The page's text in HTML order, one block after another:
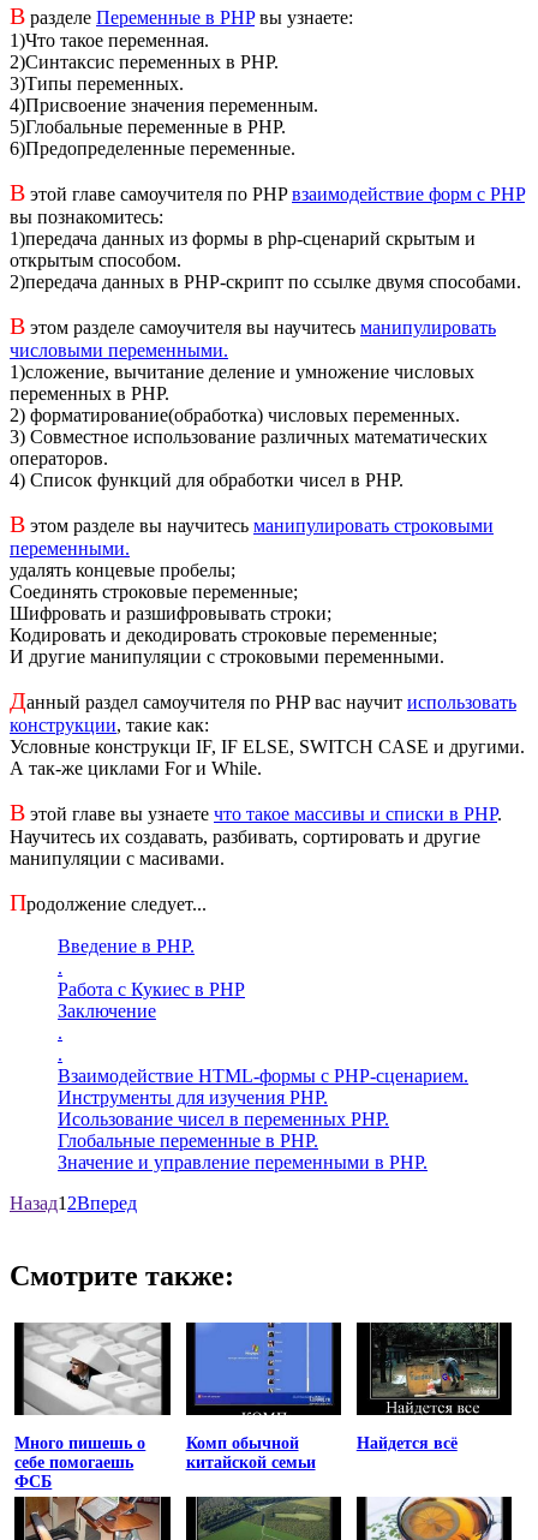
В разделе Переменные в PHPвы узнаете:
1)Что такое переменная.
2)Синтаксис переменных в PHP.
3)Типы переменных.
4)Присвоение значения переменным.
5)Глобальные переменные в PHP.
6)Предопределенные переменные.
В этой главе самоучителя по PHPвзаимодействие форм c PHP
вы познакомитесь:
1)передача данных из формы в php-сценарий скрытым и
открытым способом.
2)передача данных в PHP-скрипт по ссылке двумя способами.
В этом разделе самоучителя вы научитесь манипулировать
числовыми переменными.
1)сложение, вычитание деление и умножение числовых
переменных в PHP.
2) форматирование(обработка) числовых переменных.
3) Совместное использование различных математических
операторов.
4) Список функций для обработки чисел в PHP.
В этом разделе вы научитесь манипулировать строковыми
переменными.
удалять концевые пробелы;
Соединять строковые переменные;
Шифровать и разшифровывать строки;
Кодировать и декодировать строковые переменные;
И другие манипуляции с строковыми переменными.
Данный раздел самоучителя по PHP вас научит использовать
конструкции, такие как:
Условные конструкци IF, IF ELSE, SWITCH CASE и другими.
А так-же циклами For и While.
В этой главе вы узнаете что такое массивы и списки в PHP.
Научитесь их создавать, разбивать, сортировать и другие
манипуляции с масивами.
Продолжение следует...
Введение в PHP.
.
Работа с Кукиес в PHP
Заключение
.
.
Взаимодействие HTML-формы с PHP-сценарием.
Инструменты для изучения PHP.
Исользование чисел в переменных PHP.
Глобальные переменные в PHP.
Значение и управление переменными в PHP.
Назад1 2Вперед
Смотрите также:
Много пишешь о
себе помогаешь
ФСБ
Комп обычной
китайской семьи
Найдется всё